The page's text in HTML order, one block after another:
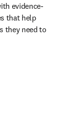
evidence-
that help
they need to